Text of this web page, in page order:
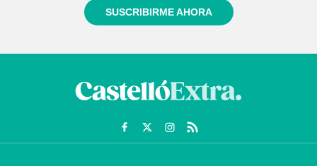
SUSCRIBIRME AHORA